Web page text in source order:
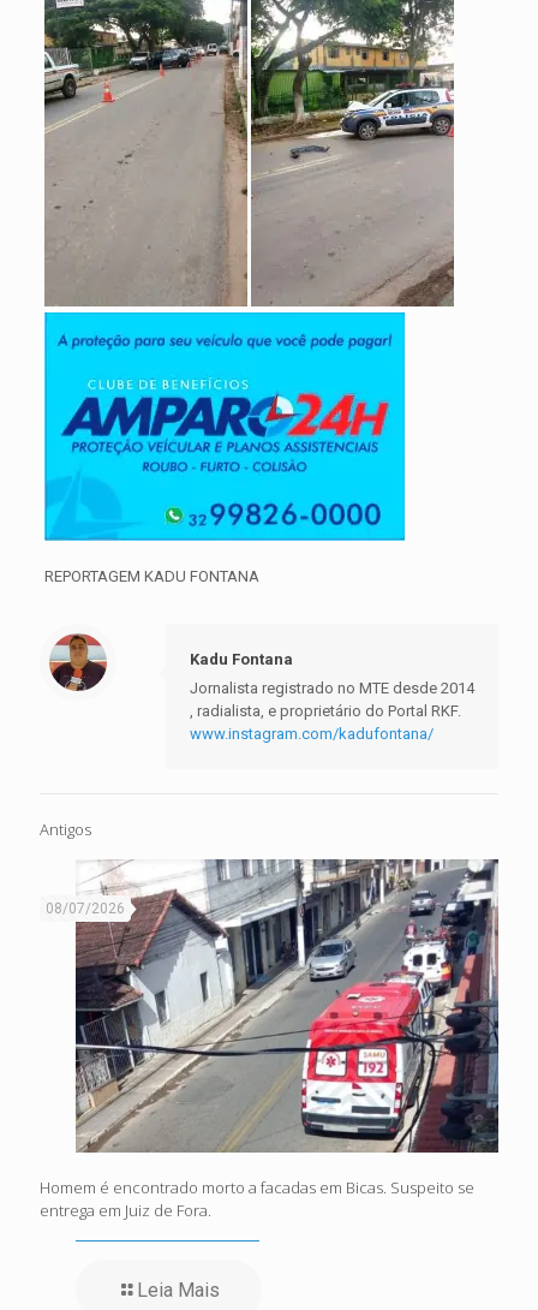
REPORTAGEM KADU FONTANA
Kadu Fontana
Jornalista registrado no MTE desde 2014
, radialista, e proprietário do Portal RKF.
www.instagram.com/kadufontana/
Antigos
08/07/2026
Homem é encontrado morto a facadas em Bicas. Suspeito se
entrega em Juiz de Fora.
Leia Mais